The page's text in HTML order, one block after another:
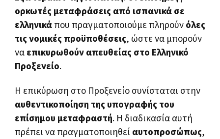
ορκωτές μεταφράσεις από ισπανικά σε
ελληνικά που πραγματοποιούμε πληρούν όλες
τις νομικές προϋποθέσεις, ώστε να μπορούν
να επικυρωθούν απευθείας στο Ελληνικό
Προξενείο.
Η επικύρωση στο Προξενείο συνίσταται στην
αυθεντικοποίηση της υπογραφής του
επίσημου μεταφραστή. Η διαδικασία αυτή
πρέπει να πραγματοποιηθεί αυτοπροσώπως,